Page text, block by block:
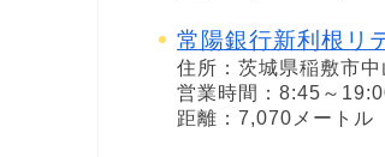
常陽銀行新利根リ
住所：茨城県稲敷市
営業時間：8:45～
距離：7,070メートル